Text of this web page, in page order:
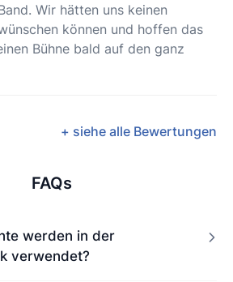
Wir hätten uns keinen
können und hoffen das
Bühne bald auf den ganz
+ siehe alle Bewertungen
FAQs
werden in der
verwendet?